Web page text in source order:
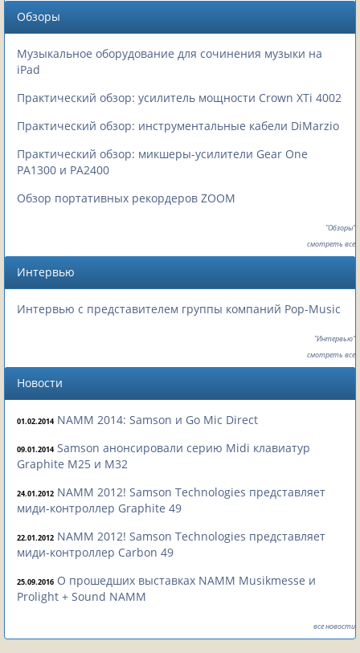
Обзоры
Музыкальное оборудование для сочинения музыки на
iPad
Практический обзор: усилитель мощности Crown XTi 4002
Практический обзор: инструментальные кабели DiMarzio
Практический обзор: микшеры-усилители Gear One
PA1300 и PA2400
Обзор портативных рекордеров ZOOM
"Обзоры"
смотреть все
Интервью
Интервью с представителем группы компаний Pop-Music
"Интервью"
смотреть все
Новости
01.02.2014 NAMM 2014: Samson и Go Mic Direct
09.01.2014 Samson анонсировали серию Midi клавиатур
Graphite M25 и M32
24.01.2012 NAMM 2012! Samson Technologies представляет
миди-контроллер Graphite 49
22.01.2012 NAMM 2012! Samson Technologies представляет
миди-контроллер Carbon 49
25.09.2016 О прошедших выставках NAMM Musikmesse и
Prolight + Sound NAMM
все новости